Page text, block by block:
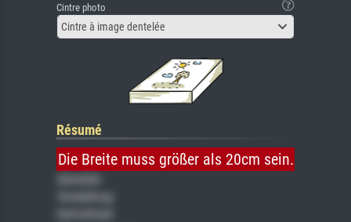
Cintre photo
Cintre à image dentelée
Résumé
Die Breite muss größer als 20cm sein.
Veredelung